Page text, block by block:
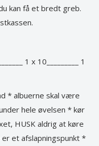
kan få et bredt greb.
1 x 10_________ 1
* albuerne skal være
hele øvelsen * kør
HUSK aldrig at køre
et afslapningspunkt *